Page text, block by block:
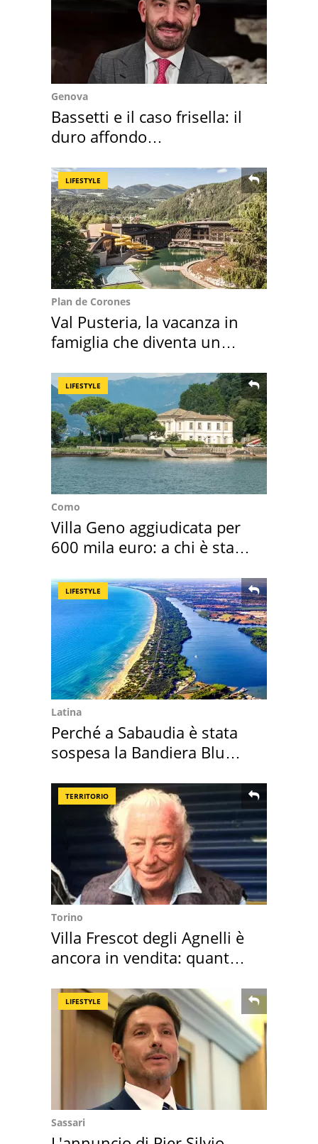
Genova
Bassetti e il caso frisella: il
duro affondo
LIFESTYLE
Plan de Corones
Val Pusteria, la vacanza in
famiglia che diventa un
LIFESTYLE
Como
Villa Geno aggiudicata per
600 mila euro: a chi è stata
LIFESTYLE
Latina
Perché a Sabaudia è stata
sospesa la Bandiera Blu
TERRITORIO
Torino
Villa Frescot degli Agnelli è
ancora in vendita: quanto
LIFESTYLE
Sassari